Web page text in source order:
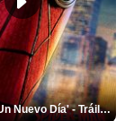
'Spider-Man Un Nuevo Día' - Tráiler oficial subtitulado